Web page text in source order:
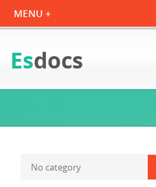
Esdocs
No category